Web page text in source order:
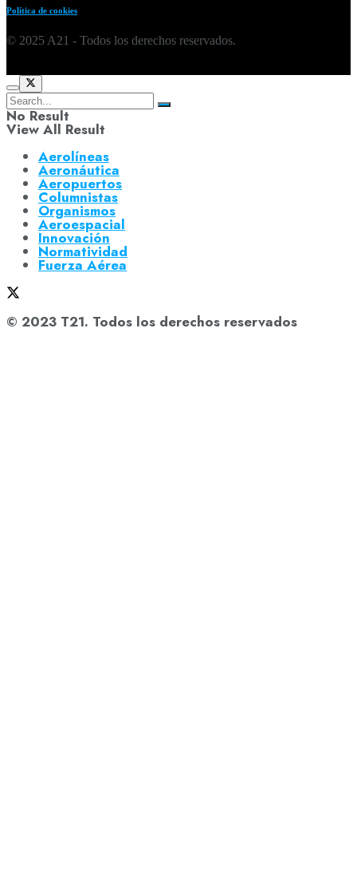
Política de cookies
© 2025 A21 - Todos los derechos reservados.
No Result
View All Result
Aerolíneas
Aeronáutica
Aeropuertos
Columnistas
Organismos
Aeroespacial
Innovación
Normatividad
Fuerza Aérea
© 2023 T21. Todos los derechos reservados